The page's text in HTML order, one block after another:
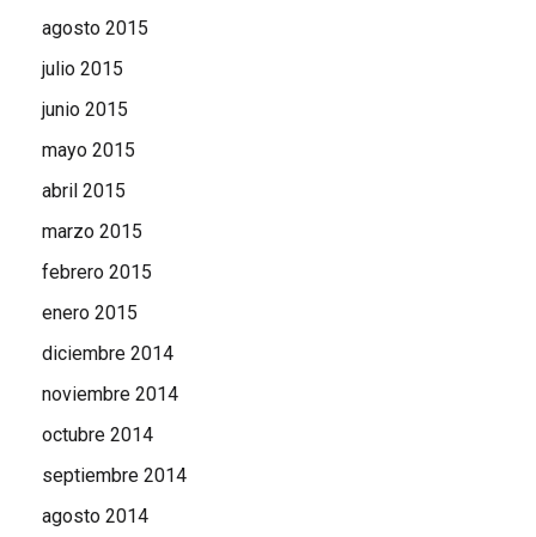
agosto 2015
julio 2015
junio 2015
mayo 2015
abril 2015
marzo 2015
febrero 2015
enero 2015
diciembre 2014
noviembre 2014
octubre 2014
septiembre 2014
agosto 2014